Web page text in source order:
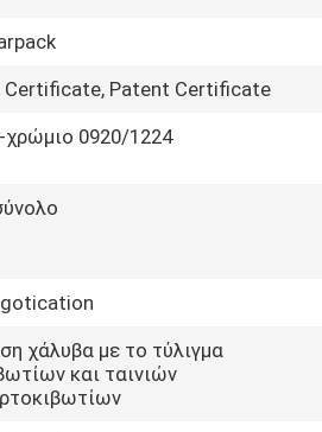
Certificate, Patent Certificate
χρώμιο 0920/1224
χάλυβα με το τύλιγμα
και ταινιών